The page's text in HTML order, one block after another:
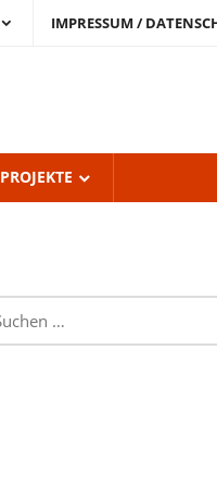
IMPRESSUM /
PROJEKTE